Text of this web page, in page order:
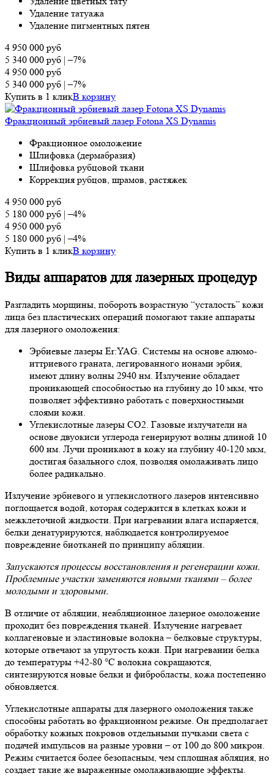
Удаление татуажа
Удаление пигментных пятен
4 950 000 руб
5 340 000 руб |–7%
4 950 000 руб
5 340 000 руб |–7%
Купить в 1 кликВ корзину
Фракционный эрбиевый лазер Fotona XS Dynamis
Фракционное омоложение
Шлифовка (дермабразия)
Шлифовка рубцовой ткани
Коррекция рубцов, шрамов, растяжек
4 950 000 руб
5 180 000 руб |–4%
4 950 000 руб
5 180 000 руб |–4%
Купить в 1 кликВ корзину
Виды аппаратов для лазерных процедур
Разгладить морщины, побороть возрастную “усталость” кожи
лица без пластических операций помогают такие аппараты
для лазерного омоложения:
Эрбиевые лазеры Er:YAG. Системы на основе алюмо-
иттриевого граната, легированного ионами эрбия,
имеют длину волны 2940 нм. Излучение обладает
проникающей способностью на глубину до 10 мкм, что
позволяет эффективно работать с поверхностными
слоями кожи.
Углекислотные лазеры СО2. Газовые излучатели на
основе двуокиси углерода генерируют волны длиной 10
600 нм. Лучи проникают в кожу на глубину 40-120 мкм,
достигая базального слоя, позволяя омолаживать лицо
более радикально.
Излучение эрбиевого и углекислотного лазеров интенсивно
поглощается водой, которая содержится в клетках кожи и
межклеточной жидкости. При нагревании влага испаряется,
белки денатурируются, наблюдается контролируемое
повреждение биотканей по принципу абляции.
Запускаются процессы восстановления и регенерации кожи.
Проблемные участки заменяются новыми тканями – более
молодыми и здоровыми.
В отличие от абляции, неабляционное лазерное омоложение
проходит без повреждения тканей. Излучение нагревает
коллагеновые и эластиновые волокна – белковые структуры,
которые отвечают за упругость кожи. При нагревании белка
до температуры +42-80 °C волокна сокращаются,
синтезируются новые белки и фибробласты, кожа постепенно
обновляется.
Углекислотные аппараты для лазерного омоложения также
способны работать во фракционном режиме. Он предполагает
обработку кожных покровов отдельными пучками света с
подачей импульсов на разные уровни – от 100 до 800 микрон.
Режим считается более безопасным, чем сплошная абляция, но
создает такие же выраженные омолаживающие эффекты.